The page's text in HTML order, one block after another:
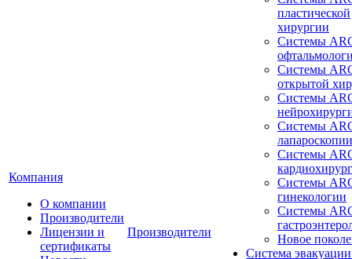
Компания
О компании
Производители
Лицензии и
сертификаты
Производители
пластической
хирургии
Системы
Системы
открытой
Системы
Системы
лапароскопии
Системы
Системы
гинекологии
Системы
Новое
Система